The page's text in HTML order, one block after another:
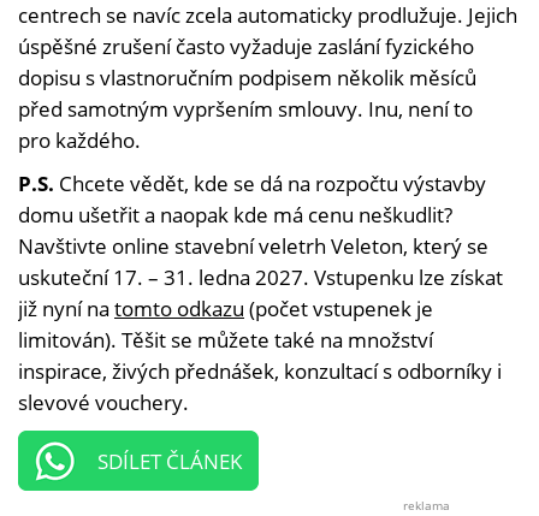
centrech se navíc zcela automaticky prodlužuje. Jejich
úspěšné zrušení často vyžaduje zaslání fyzického
dopisu s vlastnoručním podpisem několik měsíců
před samotným vypršením smlouvy. Inu, není to
pro každého.
P.S. Chcete vědět, kde se dá na rozpočtu výstavby
domu ušetřit a naopak kde má cenu neškudlit?
Navštivte online stavební veletrh Veleton, který se
uskuteční 17. – 31. ledna 2027. Vstupenku lze získat
již nyní na tomto odkazu (počet vstupenek je
limitován). Těšit se můžete také na množství
inspirace, živých přednášek, konzultací s odborníky i
slevové vouchery.
SDÍLET ČLÁNEK
reklama